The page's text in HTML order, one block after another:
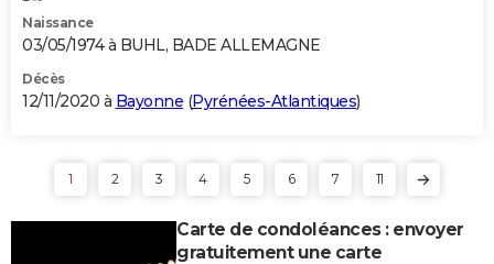
Naissance
03/05/1974 à BUHL, BADE ALLEMAGNE
Décès
12/11/2020 à Bayonne (Pyrénées-Atlantiques)
1 2 3 4 5 6 7 11
Carte de condoléances : envoyer
gratuitement une carte